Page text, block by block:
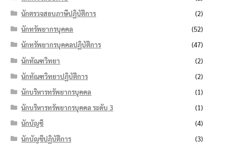
นักตรวจสอบภาษีปฏิบัติการ
(2)
นักทรัพยากรบุคคล
(52)
นักทรัพยากรบุคคลปฏิบัติการ
(47)
นักทัณฑวิทยา
(2)
นักทัณฑวิทยาปฏิบัติการ
(2)
นักบริหารทรัพยากรบุคคล
(1)
นักบริหารทรัพยากรบุคคล ระดับ 3
(1)
นักบัญชี
(4)
นักบัญชีปฏิบัติการ
(3)